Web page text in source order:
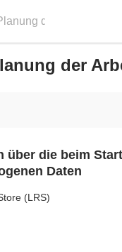
der Arbeit als
der
über die beim
Daten
(LRS)